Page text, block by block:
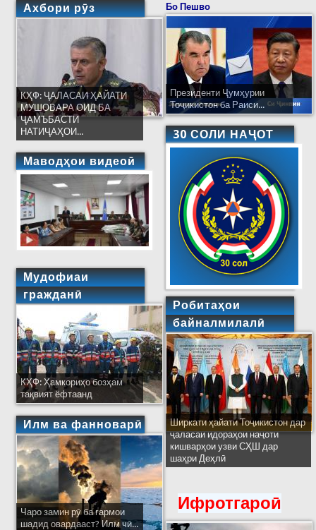
Ахбори рӯз
КҲФ: ҶАЛАСАИ ҲАЙАТИ
МУШОВАРА ОИД БА
ҶАМЪБАСТИ
НАТИҶАҲОИ...
Маводҳои видеоӣ
Мудофиаи
гражданӣ
КҲФ: Ҳамкориҳо бозҳам
тақвият ёфтаанд
Илм ва фанноварӣ
Чаро замин рӯ ба гармои
шадид овардааст? Илм чӣ...
Бо Пешво
Президенти Ҷумҳурии
Тоҷикистон ба Раиси...
30 СОЛИ НАҶОТ
Робитаҳои
байналмилалӣ
Ширкати ҳайати Тоҷикистон дар
ҷаласаи идораҳои наҷоти
кишварҳои узви СҲШ дар
шаҳри Деҳлӣ
Ифротгароӣ